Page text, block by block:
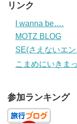
リンク
I wanna be….
MOTZ BLOG
SE(さえないエ
こまめにいきま
参加ランキング